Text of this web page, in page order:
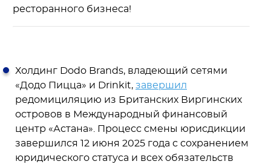
ресторанного бизнеса!
Холдинг Dodo Brands, владеющий сетями
«Додо Пицца» и Drinkit, завершил
редомициляцию из Британских Виргинских
островов в Международный финансовый
центр «Астана». Процесс смены юрисдикции
завершился 12 июня 2025 года с сохранением
юридического статуса и всех обязательств